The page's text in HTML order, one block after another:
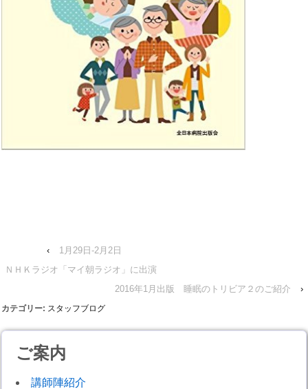
‹
1月29日-2月2日
ＮＨＫラジオ「マイ朝ラジオ」に出演
2016年1月出版 睡眠のトリビア２のご紹介
›
カテゴリー: スタッフブログ
ご案内
講師陣紹介